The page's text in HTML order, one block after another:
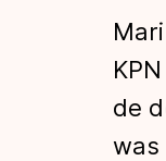
de
was